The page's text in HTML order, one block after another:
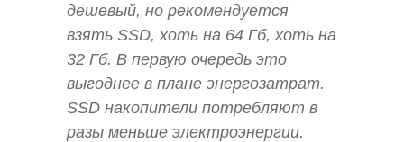
дешевый, но рекомендуется
взять SSD, хоть на 64 Гб, хоть на
32 Гб. В первую очередь это
выгоднее в плане энергозатрат.
SSD накопители потребляют в
разы меньше электроэнергии.